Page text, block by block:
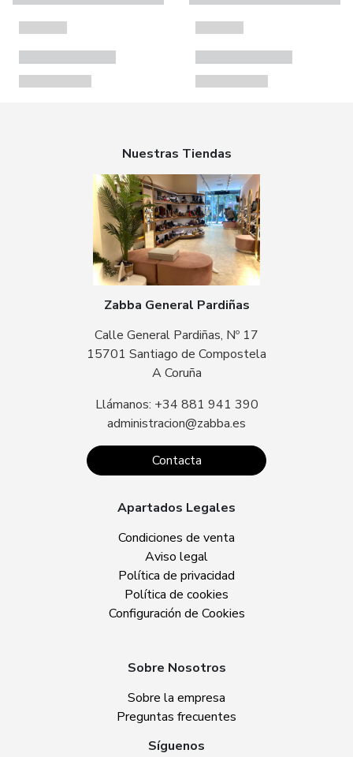
Nuestras Tiendas
Zabba General Pardiñas
Calle General Pardiñas, Nº 17
15701 Santiago de Compostela
A Coruña
Llámanos: +34 881 941 390
administracion@zabba.es
Contacta
Apartados Legales
Condiciones de venta
Aviso legal
Política de privacidad
Política de cookies
Configuración de Cookies
Sobre Nosotros
Sobre la empresa
Preguntas frecuentes
Síguenos